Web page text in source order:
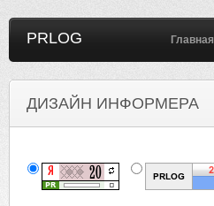
PRLOG Главная
ДИЗАЙН ИНФОРМЕРА